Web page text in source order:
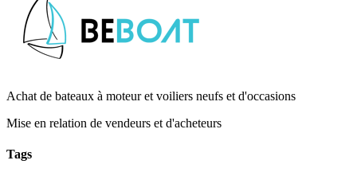
Achat de bateaux à moteur et voiliers neufs et d'occasions
Mise en relation de vendeurs et d'acheteurs
Tags